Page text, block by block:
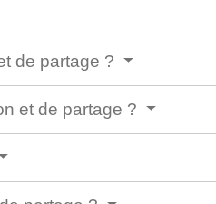
de partage ?
et de partage ?